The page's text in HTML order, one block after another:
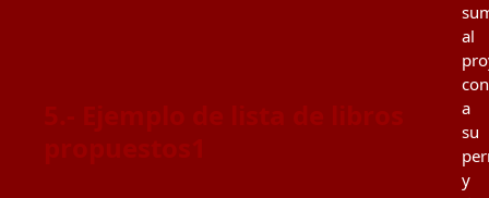
al
a
su
y